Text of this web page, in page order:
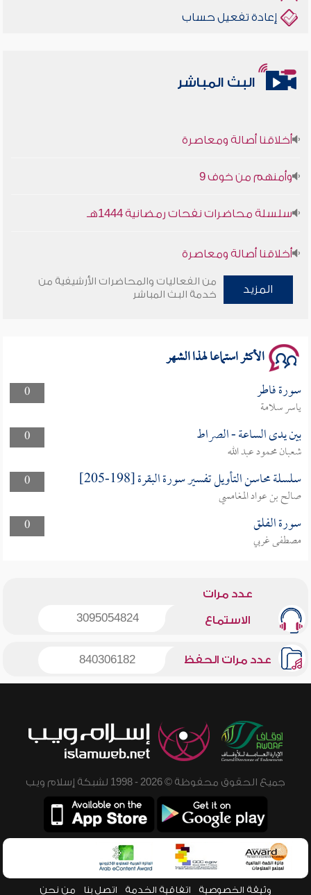
إعادة تفعيل حساب
البث المباشر
أخلاقنا أصالة ومعاصرة
وأمنهم من خوف 9
سلسلة محاضرات نفحات رمضانية 1444هـ
أخلاقنا أصالة ومعاصرة
وأمنهم من خوف 9
المزيد
من الفعاليات والمحاضرات الأرشيفية من
خدمة البث المباشر
الأكثر استماعا لهذا الشهر
0 سورة فاطر
ياسر سلامة
0
بين يدى الساعة - الصراط
شعبان محمود عبد الله
0
سلسلة محاسن التأويل تفسير سورة البقرة [198-205]
صالح بن عواد المغامسي
0
سورة الفلق
مصطفى غربي
عدد مرات
الاستماع 3095054824
عدد مرات الحفظ 840306182
جميع الحقوق محفوظة © 2026 - 1998 لشبكة إسلام ويب
وثيقة الخصوصية اتفاقية الخدمة اتصل بنا من نحن